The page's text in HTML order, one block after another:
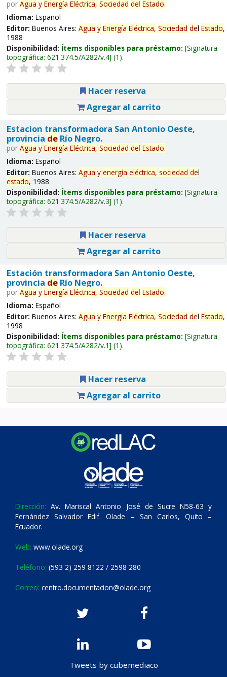
por Agua y Energía Eléctrica, Sociedad del Estado.
Idioma: Español
Editor: Buenos Aires: Agua y Energía Eléctrica, Sociedad del Estado,
1988
Disponibilidad: Ítems disponibles para préstamo: Signatura
topográfica: 621.374.5/A282/v.4 (1).
Hacer reserva
Agregar al carrito
Estacion transformadora San Antonio Oeste,
provincia deRío Negro.
por Agua y Energía Eléctrica, Sociedad del Estado.
Idioma: Español
Editor: Buenos Aires: Agua y energía eléctrica, sociedad del
estado, 1988
Disponibilidad: Ítems disponibles para préstamo: Signatura
topográfica: 621.374.5/A282/v.3 (1).
Hacer reserva
Agregar al carrito
Estación transformadora San Antonio Oeste,
provincia deRío Negro.
por Agua y Energía Eléctrica, Sociedad del Estado.
Idioma: Español
Editor: Buenos Aires: Agua y Energía Eléctrica, Sociedad del Estado,
1998
Disponibilidad: Ítems disponibles para préstamo: Signatura
topográfica: 621.374.5/A282/v.1 (1).
Hacer reserva
Agregar al carrito
Dirección: Av. Mariscal Antonio José de Sucre N58-63 y
Fernández Salvador Edif. Olade – San Carlos, Quito –
Ecuador.
Web: www.olade.org
Teléfono: (593 2) 259 8122 / 2598 280
Correo: centro.documentacion@olade.org
Tweets by cubemediaco